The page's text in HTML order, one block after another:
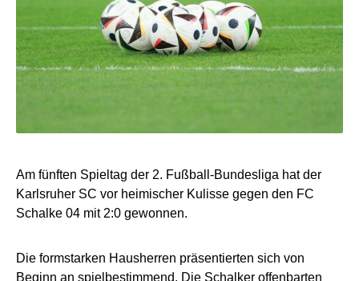
Am fünften Spieltag der 2. Fußball-Bundesliga hat der
Karlsruher SC vor heimischer Kulisse gegen den FC
Schalke 04 mit 2:0 gewonnen.
Die formstarken Hausherren präsentierten sich von
Beginn an spielbestimmend. Die Schalker offenbarten